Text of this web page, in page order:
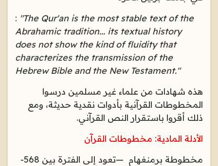
: "The Qur'an is the most stable text of the
Abrahamic tradition... its textual history
does not show the kind of fluidity that
characterizes the transmission of the
Hebrew Bible and the New Testament."
هذه شهادات من علماء غير مسلمين درسوا
المخطوطات القرآنية بأدوات نقدية حديثة، ومع
ذلك أقروا باستقرار النص القرآني.
الأدلة المادية: مخطوطات القرآن
مخطوطة برمنغهام —
تعود إلى الفترة بين 568-